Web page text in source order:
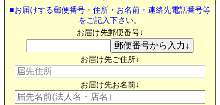
■お届けする郵便番号・住所・お名前・連絡先電話番号等
をご記入下さい。
お届け先郵便番号↓
お届け先ご住所↓
お届け先お名前↓